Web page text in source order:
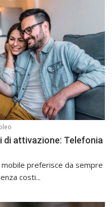
attivazione: Telefonia
mobile preferisce da sempre
costi...